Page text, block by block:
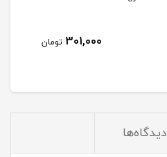
301,000 تومان
دیدگاه‌ها